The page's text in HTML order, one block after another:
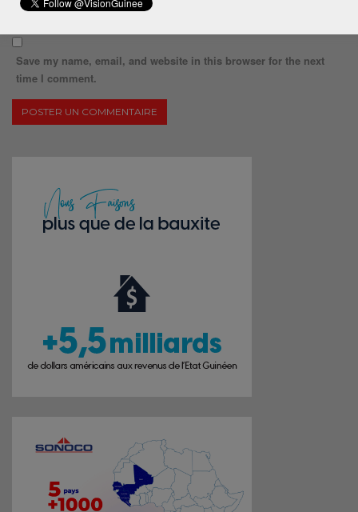
Save my name, email, and website in this browser for the next
time I comment.